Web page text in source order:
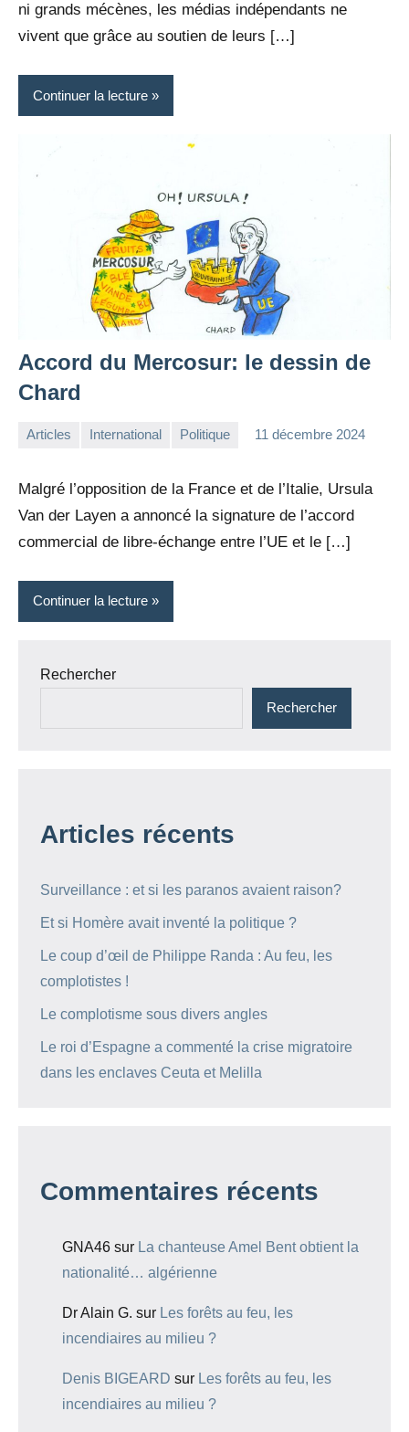
ni grands mécènes, les médias indépendants ne
vivent que grâce au soutien de leurs […]
Continuer la lecture
Accord du Mercosur: le dessin de
Chard
Articles International Politique 11 décembre 2024
Malgré l’opposition de la France et de l’Italie, Ursula
Van der Layen a annoncé la signature de l’accord
commercial de libre-échange entre l’UE et le […]
Continuer la lecture
Rechercher
Rechercher
Articles récents
Surveillance : et si les paranos avaient raison?
Et si Homère avait inventé la politique ?
Le coup d’œil de Philippe Randa : Au feu, les
complotistes !
Le complotisme sous divers angles
Le roi d’Espagne a commenté la crise migratoire
dans les enclaves Ceuta et Melilla
Commentaires récents
GNA46 sur La chanteuse Amel Bent obtient la
nationalité… algérienne
Dr Alain G. sur Les forêts au feu, les
incendiaires au milieu ?
Denis BIGEARD sur Les forêts au feu, les
incendiaires au milieu ?